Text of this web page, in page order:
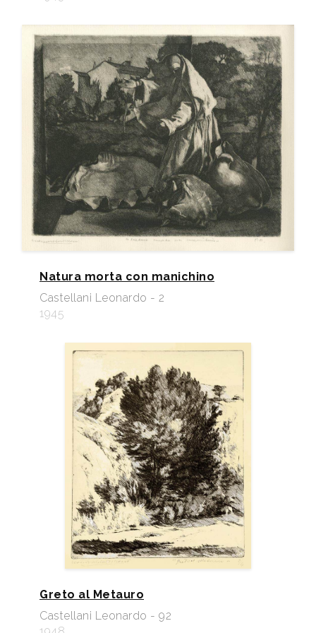
Natura morta con manichino
Castellani Leonardo - 2
1945
Greto al Metauro
Castellani Leonardo - 92